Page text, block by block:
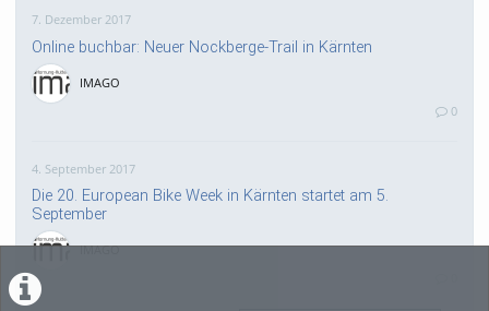
7. Dezember 2017
Online buchbar: Neuer Nockberge-Trail in Kärnten
IMAGO
0
4. September 2017
Die 20. European Bike Week in Kärnten startet am 5.
September
IMAGO